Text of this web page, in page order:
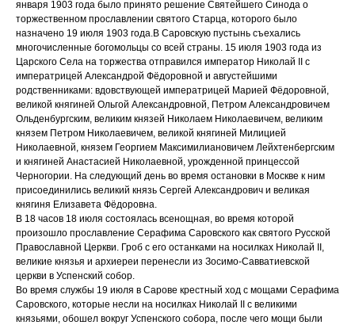
января 1903 года было принято решение Святейшего Синода о
торжественном прославлении святого Старца, которого было
назначено 19 июля 1903 года.В Саровскую пустынь съехались
многочисленные богомольцы со всей страны. 15 июля 1903 года из
Царского Села на торжества отправился император Николай II с
императрицей Александрой Фёдоровной и августейшими
родственниками: вдовствующей императрицей Марией Фёдоровной,
великой княгиней Ольгой Александровной, Петром Александровичем
Ольденбургским, великим князей Николаем Николаевичем, великим
князем Петром Николаевичем, великой княгиней Милицией
Николаевной, князем Георгием Максимилиановичем Лейхтенбергским
и княгиней Анастасией Николаевной, урожденной принцессой
Черногории. На следующий день во время остановки в Москве к ним
присоединились великий князь Сергей Александрович и великая
княгиня Елизавета Фёдоровна.
В 18 часов 18 июля состоялась всенощная, во время которой
произошло прославление Серафима Саровского как святого Русской
Православной Церкви. Гроб с его останками на носилках Николай II,
великие князья и архиереи перенесли из Зосимо-Савватиевской
церкви в Успенский собор.
Во время службы 19 июля в Сарове крестный ход с мощами Серафима
Саровского, которые несли на носилках Николай II с великими
князьями, обошел вокруг Успенского собора, после чего мощи были